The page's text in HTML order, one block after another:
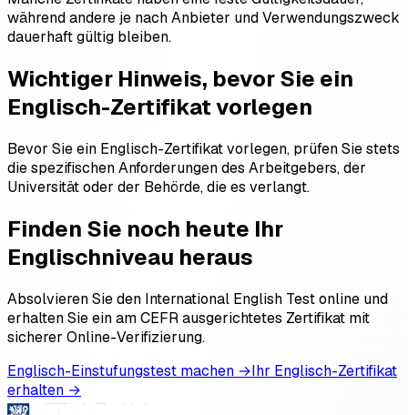
während andere je nach Anbieter und Verwendungszweck
dauerhaft gültig bleiben.
Wichtiger Hinweis, bevor Sie ein
Englisch-Zertifikat vorlegen
Bevor Sie ein Englisch-Zertifikat vorlegen, prüfen Sie stets
die spezifischen Anforderungen des Arbeitgebers, der
Universität oder der Behörde, die es verlangt.
Finden Sie noch heute Ihr
Englischniveau heraus
Absolvieren Sie den International English Test online und
erhalten Sie ein am CEFR ausgerichtetes Zertifikat mit
sicherer Online-Verifizierung.
Englisch-Einstufungstest machen →Ihr Englisch-Zertifikat
erhalten →